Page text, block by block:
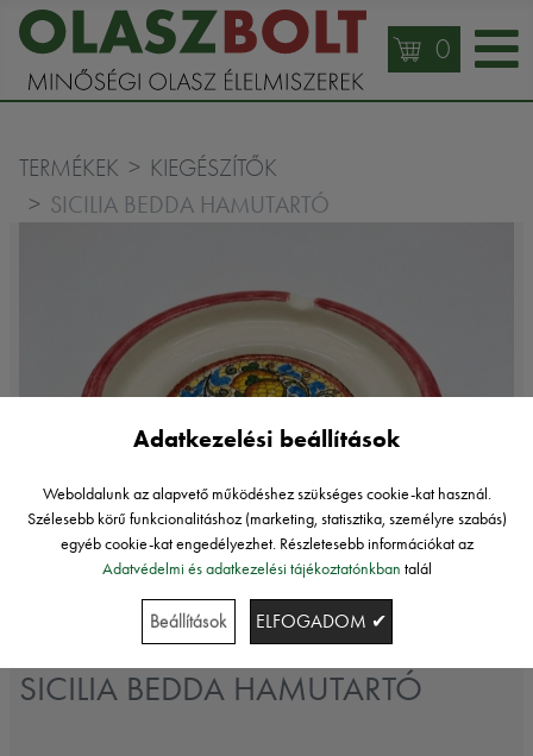
0
TERMÉKEK KIEGÉSZÍTŐK
SICILIA BEDDA HAMUTARTÓ
Sicilia Bedda
SICILIA BEDDA HAMUTARTÓ
Adatkezelési beállítások
Weboldalunk az alapvető működéshez szükséges cookie-kat használ.
Szélesebb körű funkcionalitáshoz (marketing, statisztika, személyre szabás)
egyéb cookie-kat engedélyezhet. Részletesebb információkat az
Adatvédelmi és adatkezelési tájékoztatónkban talál
Beállítások ELFOGADOM ✔